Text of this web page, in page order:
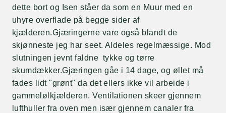
dette bort og Isen ståer da som en Muur med en
uhyre overflade på begge sider af
kjælderen.Gjæringerne vare også blandt de
skjønneste jeg har seet. Aldeles regelmæssige. Mod
slutningen jevnt faldne tykke og tørre
skumdækker.Gjæringen gåe i 14 dage, og øllet må
fades lidt "grønt" da det ellers ikke vil arbeide i
gammelølkjælderen. Ventilationen skeer gjennem
lufthuller fra oven men især gjennem canaler fra